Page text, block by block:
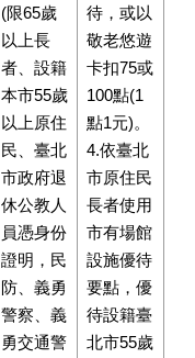
(限65歲
以上長
者、設籍
本市55歲
以上原住
民、臺北
市政府退
休公教人
員憑身份
證明，民
防、義勇
警察、義
勇交通警
待，或以
敬老悠遊
卡扣75或
100點(1
點1元)。
4.依臺北
市原住民
長者使用
市有場館
設施優待
要點，優
待設籍臺
北市55歲